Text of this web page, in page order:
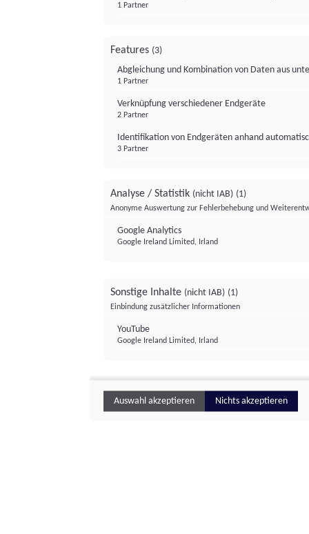
1 Partner
Features (3)
Abgleichung und Kombination von Daten aus
1 Partner
Verknüpfung verschiedener Endgeräte
2 Partner
Identifikation von Endgeräten anhand
3 Partner
Analyse / Statistik (nicht IAB) (1)
Anonyme Auswertung zur Fehlerbehebung und
Google Analytics
Google Ireland Limited, Irland
Sonstige Inhalte (nicht IAB) (1)
Einbindung zusätzlicher Informationen
YouTube
Google Ireland Limited, Irland
Auswahl akzeptieren Nichts akzeptieren